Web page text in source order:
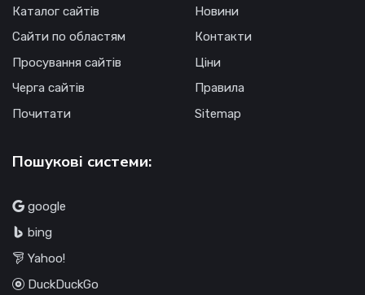
Каталог сайтів
Сайти по областям
Просування сайтів
Черга сайтів
Почитати
Новини
Контакти
Ціни
Правила
Sitemap
Пошукові системи:
google
bing
Yahoo!
DuckDuckGo